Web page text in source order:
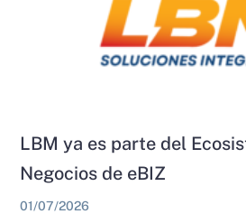
LBM ya es parte del
Negocios de eBIZ
01/07/2026